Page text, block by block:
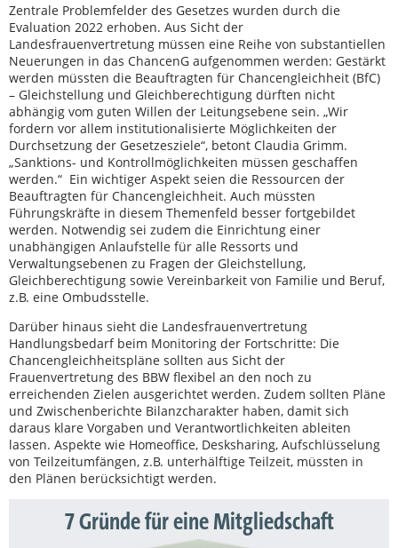
Zentrale Problemfelder des Gesetzes wurden durch die
Evaluation 2022 erhoben. Aus Sicht der
Landesfrauenvertretung müssen eine Reihe von substantiellen
Neuerungen in das ChancenG aufgenommen werden: Gestärkt
werden müssten die Beauftragten für Chancengleichheit (BfC)
– Gleichstellung und Gleichberechtigung dürften nicht
abhängig vom guten Willen der Leitungsebene sein. „Wir
fordern vor allem institutionalisierte Möglichkeiten der
Durchsetzung der Gesetzesziele“, betont Claudia Grimm.
„Sanktions- und Kontrollmöglichkeiten müssen geschaffen
werden.“ Ein wichtiger Aspekt seien die Ressourcen der
Beauftragten für Chancengleichheit. Auch müssten
Führungskräfte in diesem Themenfeld besser fortgebildet
werden. Notwendig sei zudem die Einrichtung einer
unabhängigen Anlaufstelle für alle Ressorts und
Verwaltungsebenen zu Fragen der Gleichstellung,
Gleichberechtigung sowie Vereinbarkeit von Familie und Beruf,
z.B. eine Ombudsstelle.
Darüber hinaus sieht die Landesfrauenvertretung
Handlungsbedarf beim Monitoring der Fortschritte: Die
Chancengleichheitspläne sollten aus Sicht der
Frauenvertretung des BBW flexibel an den noch zu
erreichenden Zielen ausgerichtet werden. Zudem sollten Pläne
und Zwischenberichte Bilanzcharakter haben, damit sich
daraus klare Vorgaben und Verantwortlichkeiten ableiten
lassen. Aspekte wie Homeoffice, Desksharing, Aufschlüsselung
von Teilzeitumfängen, z.B. unterhälftige Teilzeit, müssten in
den Plänen berücksichtigt werden.
7 Gründe für eine Mitgliedschaft